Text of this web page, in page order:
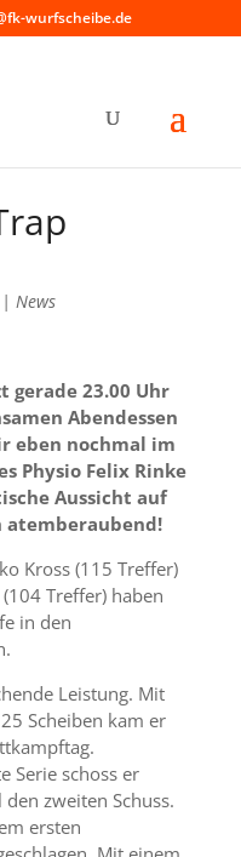
wurfscheibe.de
News
gerade 23.00 Uhr
Abendessen
eben nochmal im
Physio Felix Rinke
Aussicht auf
atemberaubend!
Kross (115 Treffer)
Treffer) haben
in den
Leistung. Mit
Scheiben kam er
Serie schoss er
zweiten Schuss.
ersten